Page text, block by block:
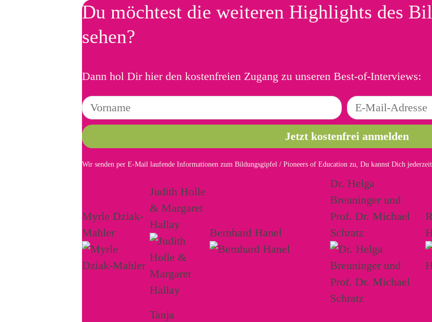
Du möchtest die weiteren Highlights des
sehen?
Dann hol Dir hier den kostenfreien Zugang zu unseren Best-of-Interviews:
Wir senden per E-Mail laufende Informationen zum Bildungsgipfel / Pioneers of Education zu, Du kannst Dich jederzeit
Myrle Dziak-
Mahler
Judith Holle
& Margaret
Hallay
Bernhard Hanel
Dr. Helga
Breuninger und
Prof. Dr. Michael
Schratz
Tanja